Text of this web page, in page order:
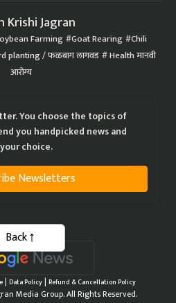
Farming Goat Rearing
planting / फळबाग लागवड Health मानवी
आरोग्य
you handpicked news and
choice.
Newsletters
|Data Policy |
Media Group. All Rights Reserved.
Back